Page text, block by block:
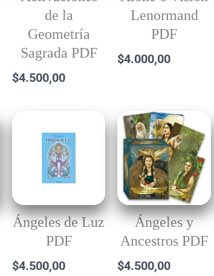
de la
Geometría
Sagrada PDF
$4.500,00
Lenormand
PDF
$4.000,00
Ángeles de Luz
PDF
$4.500,00
Ángeles y
Ancestros PDF
$4.500,00